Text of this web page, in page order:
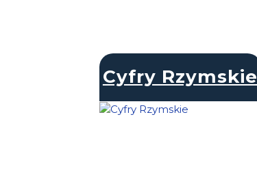
Cyfry Rzymskie